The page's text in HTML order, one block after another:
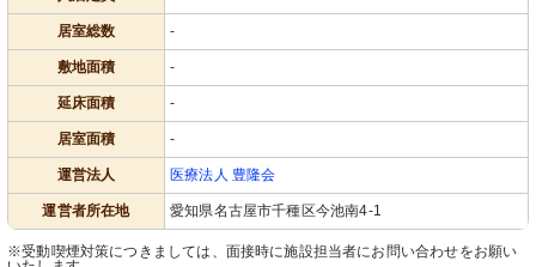
居室総数 -
敷地面積 -
延床面積 -
居室面積 -
運営法人 医療法人 豊隆会
運営者所在地 愛知県名古屋市千種区今池南4-1
※受動喫煙対策につきましては、面接時に施設担当者にお問い合わせをお願い